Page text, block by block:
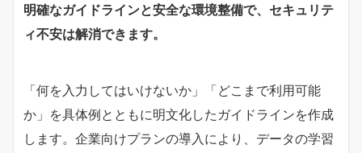
明確なガイドラインと安全な環境整備で、セキュリテ
ィ不安は解消できます。
「何を入力してはいけないか」「どこまで利用可能
か」を具体例とともに明文化したガイドラインを作成
します。企業向けプランの導入により、データの学習